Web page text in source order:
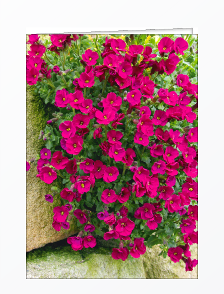
Sortimente
Themen
Anlässe
Geburtstag
Wünsche
Segenswünsche
Lebensart
Dank
Freundschaft
Begleitung
Meditation
Stille
Lyrik